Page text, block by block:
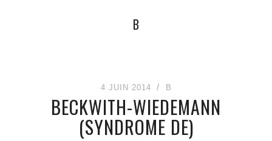
B
4 JUIN 2014 B
BECKWITH-WIEDEMANN
(SYNDROME DE)